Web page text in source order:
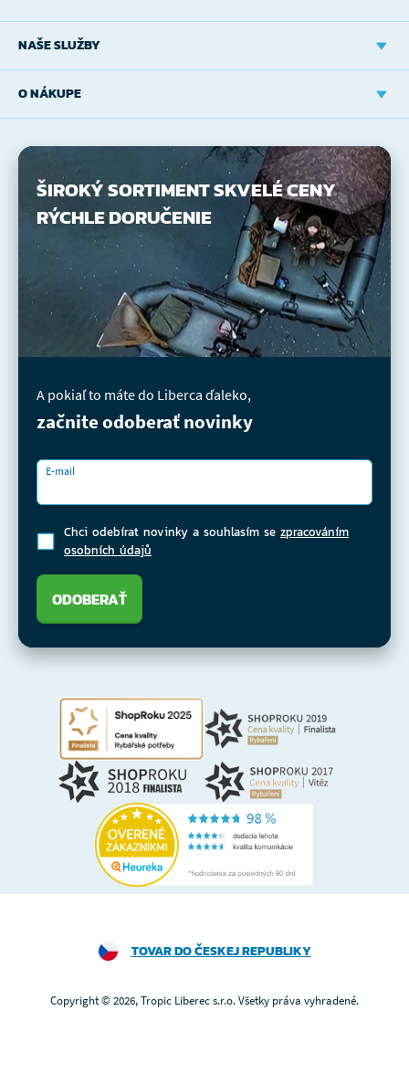
NAŠE SLUŽBY
O NÁKUPE
ŠIROKÝ SORTIMENTSKVELÉ CENY
RÝCHLE DORUČENIE
A pokiaľ to máte do Liberca ďaleko,
začnite odoberať novinky
E-mail
Chci odebírat novinky a souhlasím se zpracováním
osobních údajů
ODOBERAŤ
TOVAR DO ČESKEJ REPUBLIKY
Copyright © 2026, Tropic Liberec s.r.o. Všetky práva vyhradené.